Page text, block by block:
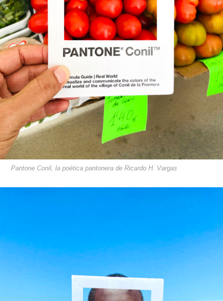
Pantone Conil, la poética pantonera de Ricardo H. Vargas